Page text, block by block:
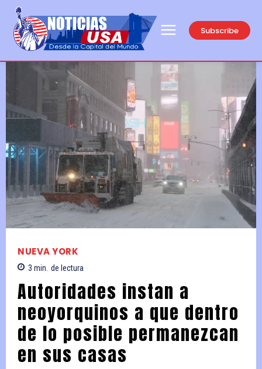
Subscribe
NUEVA YORK
3 min. de lectura
Autoridades instan a
neoyorquinos a que dentro
de lo posible permanezcan
en sus casas